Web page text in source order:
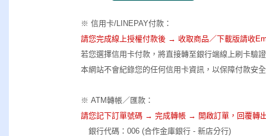
※ 信用卡/LINEPAY付款：
請您完成線上授權付款後 → 收取商品／下載版請收
若您選擇信用卡付款，將直接轉至銀行端線上刷卡驗證
本網站不會紀錄您的任何信用卡資訊，以保障付款安
※ ATM轉帳／匯款：
請您記下訂單號碼 → 完成轉帳 → 開啟訂單，回覆轉
銀行代碼：006 (合作金庫銀行 - 新店分行)